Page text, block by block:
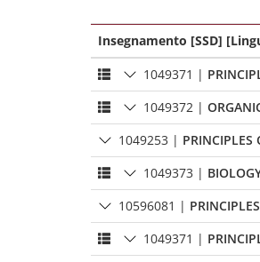
Insegnamento
1049371 |
1049372 |
1049253 | PRINCIPLES
1049373 |
10596081 |
1049371 |